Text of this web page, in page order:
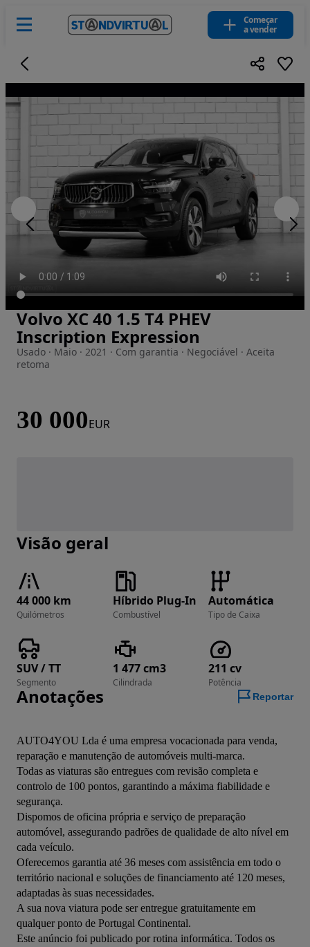
Começar
a vender
Imagem 1 de 39
Volvo XC 40 1.5 T4 PHEV
Inscription Expression
Usado · Maio · 2021 · Com garantia · Negociável · Aceita
retoma
30 000EUR
Visão geral
44 000 km
Quilómetros
Híbrido Plug-In
Combustível
Automática
Tipo de Caixa
SUV / TT
Segmento
1 477 cm3
Cilindrada
211 cv
Potência
Anotações Reportar
AUTO4YOU Lda é uma empresa vocacionada para venda,
reparação e manutenção de automóveis multi-marca.
Todas as viaturas são entregues com revisão completa e
controlo de 100 pontos, garantindo a máxima fiabilidade e
segurança.
Dispomos de oficina própria e serviço de preparação
automóvel, assegurando padrões de qualidade de alto nível em
cada veículo.
Oferecemos garantia até 36 meses com assistência em todo o
território nacional e soluções de financiamento até 120 meses,
adaptadas às suas necessidades.
A sua nova viatura pode ser entregue gratuitamente em
qualquer ponto de Portugal Continental.
Este anúncio foi publicado por rotina informática. Todos os